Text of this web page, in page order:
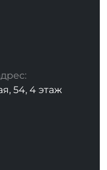
54, 4 этаж